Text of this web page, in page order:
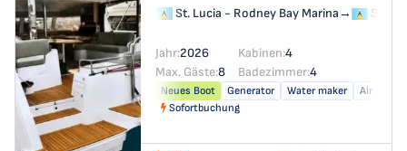
St. Lucia - Rodney Bay Marina→ St.
Jahr:2026 Kabinen:4
Max. Gäste:8 Badezimmer:4
Neues Boot Generator Water maker
Air
Sofortbuchung